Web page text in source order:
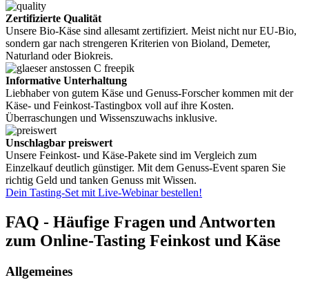
Zertifizierte Qualität
Unsere Bio-Käse sind allesamt zertifiziert. Meist nicht nur EU-Bio,
sondern gar nach strengeren Kriterien von Bioland, Demeter,
Naturland oder Biokreis.
Informative Unterhaltung
Liebhaber von gutem Käse und Genuss-Forscher kommen mit der
Käse- und Feinkost-Tastingbox voll auf ihre Kosten.
Überraschungen und Wissenszuwachs inklusive.
Unschlagbar preiswert
Unsere Feinkost- und Käse-Pakete sind im Vergleich zum
Einzelkauf deutlich günstiger. Mit dem Genuss-Event sparen Sie
richtig Geld und tanken Genuss mit Wissen.
Dein Tasting-Set mit Live-Webinar bestellen!
FAQ - Häufige Fragen und Antworten
zum Online-Tasting Feinkost und Käse
Allgemeines